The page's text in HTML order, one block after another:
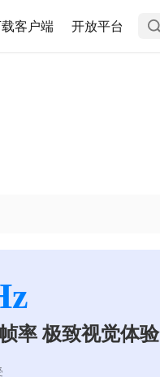
客户端 开放平台
率 极致视觉体验